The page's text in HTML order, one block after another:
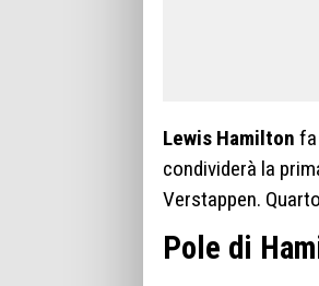
Lewis Hamilton fa
condividerà la
Verstappen.
Pole di